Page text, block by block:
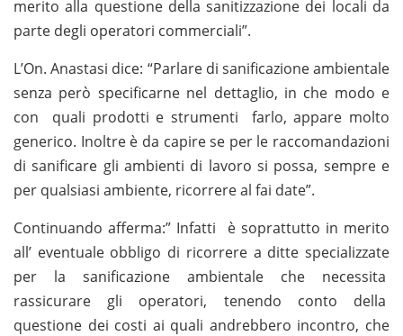
merito alla questione della sanitizzazione dei locali da
parte degli operatori commerciali”.
L’On. Anastasi dice: “Parlare di sanificazione ambientale
senza però specificarne nel dettaglio, in che modo e
con quali prodotti e strumenti farlo, appare molto
generico. Inoltre è da capire se per le raccomandazioni
di sanificare gli ambienti di lavoro si possa, sempre e
per qualsiasi ambiente, ricorrere al fai date”.
Continuando afferma:” Infatti è soprattutto in merito
all’ eventuale obbligo di ricorrere a ditte specializzate
per la sanificazione ambientale che necessita
rassicurare gli operatori, tenendo conto della
questione dei costi ai quali andrebbero incontro, che